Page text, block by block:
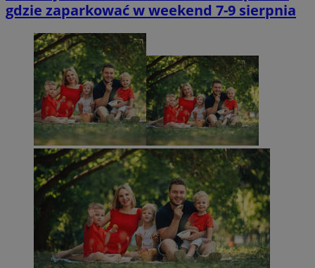
gdzie zaparkować w weekend 7-9 sierpnia